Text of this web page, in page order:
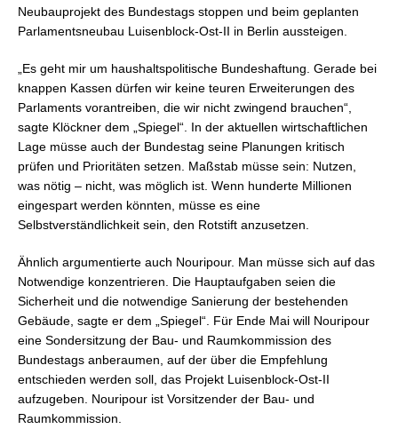
Neubauprojekt des Bundestags stoppen und beim geplanten
Parlamentsneubau Luisenblock-Ost-II in Berlin aussteigen.
„Es geht mir um haushaltspolitische Bundeshaftung. Gerade bei
knappen Kassen dürfen wir keine teuren Erweiterungen des
Parlaments vorantreiben, die wir nicht zwingend brauchen“,
sagte Klöckner dem „Spiegel“. In der aktuellen wirtschaftlichen
Lage müsse auch der Bundestag seine Planungen kritisch
prüfen und Prioritäten setzen. Maßstab müsse sein: Nutzen,
was nötig – nicht, was möglich ist. Wenn hunderte Millionen
eingespart werden könnten, müsse es eine
Selbstverständlichkeit sein, den Rotstift anzusetzen.
Ähnlich argumentierte auch Nouripour. Man müsse sich auf das
Notwendige konzentrieren. Die Hauptaufgaben seien die
Sicherheit und die notwendige Sanierung der bestehenden
Gebäude, sagte er dem „Spiegel“. Für Ende Mai will Nouripour
eine Sondersitzung der Bau- und Raumkommission des
Bundestags anberaumen, auf der über die Empfehlung
entschieden werden soll, das Projekt Luisenblock-Ost-II
aufzugeben. Nouripour ist Vorsitzender der Bau- und
Raumkommission.